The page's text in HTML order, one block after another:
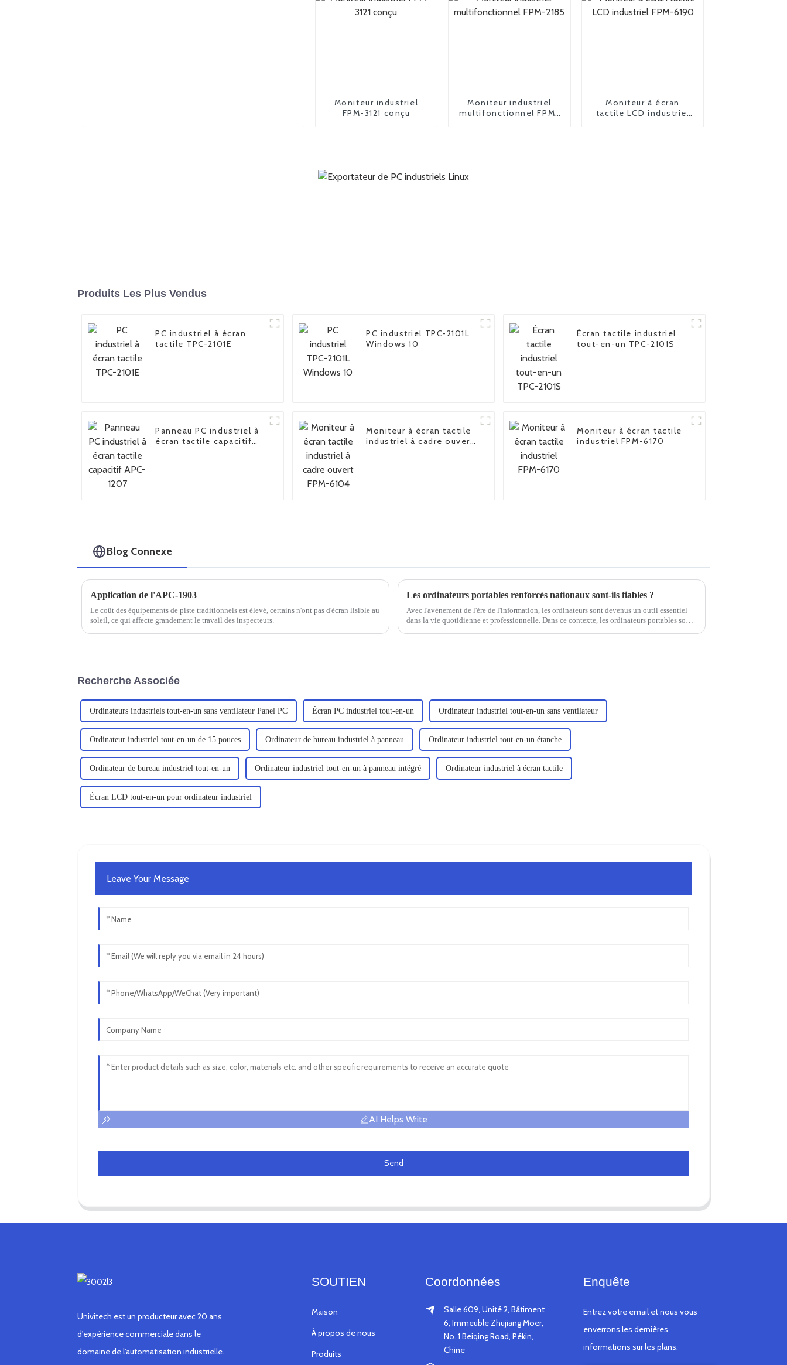
Moniteur industriel
FPM-3121 conçu
Moniteur industriel
multifonctionnel FPM-
Moniteur à écran
tactile LCD industriel
Produits Les Plus Vendus
PC industriel à écran
tactile TPC-2101E
PC industriel TPC-2101L
Windows 10
Écran tactile industriel
tout-en-un TPC-2101S
Panneau PC industriel à
écran tactile capacitif
Moniteur à écran tactile
industriel à cadre ouvert
Moniteur à écran tactile
industriel FPM-6170
Blog Connexe
Application de l'APC-1903
Le coût des équipements de piste traditionnels est élevé, certains n'ont pas d'écran lisible au
soleil, ce qui affecte grandement le travail des inspecteurs.
Les ordinateurs portables renforcés nationaux sont-ils fiables ?
Avec l'avènement de l'ère de l'information, les ordinateurs sont devenus un outil essentiel
dans la vie quotidienne et professionnelle. Dans ce contexte, les ordinateurs portables sont
Recherche Associée
Ordinateurs industriels tout-en-un sans ventilateur Panel PC Écran PC industriel tout-en-un Ordinateur industriel tout-en-un sans ventilateur
Ordinateur industriel tout-en-un de 15 pouces Ordinateur de bureau industriel à panneau Ordinateur industriel tout-en-un étanche
Ordinateur de bureau industriel tout-en-un Ordinateur industriel tout-en-un à panneau intégré Ordinateur industriel à écran tactile
Écran LCD tout-en-un pour ordinateur industriel
Leave Your Message
AI Helps Write
Send
Univitech est un producteur avec 20 ans
d'expérience commerciale dans le
domaine de l'automatisation industrielle.
SOUTIEN
Maison
À propos de nous
Produits
Coordonnées
Salle 609, Unité 2, Bâtiment
6, Immeuble Zhujiang Moer,
No. 1 Beiqing Road, Pékin,
Chine
Enquête
Entrez votre email et nous vous
enverrons les dernières
informations sur les plans.